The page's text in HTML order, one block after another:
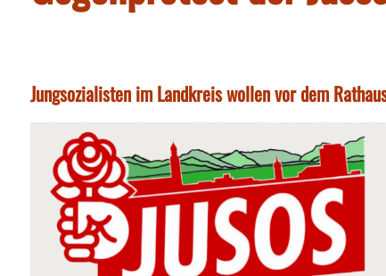
Jungsozialisten im Landkreis wollen vor dem